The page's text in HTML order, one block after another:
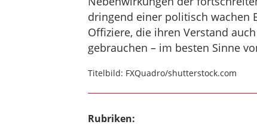
dringend einer politisch wachen
Offiziere, die ihren Verstand
gebrauchen – im besten Sinne
Titelbild: FXQuadro/shutterstock.com
Rubriken: